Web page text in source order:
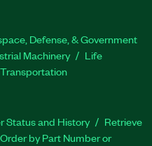
Defense, & Government
Machinery
Life
Transportation
Status and History
Retrieve
Order by Part Number or